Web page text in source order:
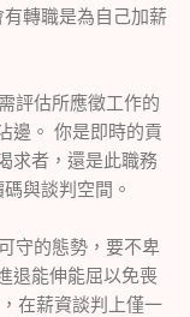
轉職是為自己加薪
估所應徵工作的
邊。 你是即時的貢
求者，還是此職務
與談判空間。
的態勢，要不卑
退能伸能屈以免喪
在薪資談判上僅一